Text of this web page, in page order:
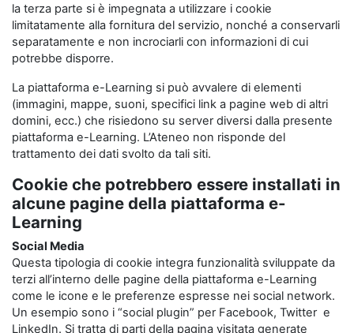
la terza parte si è impegnata a utilizzare i cookie
limitatamente alla fornitura del servizio, nonché a conservarli
separatamente e non incrociarli con informazioni di cui
potrebbe disporre.
La piattaforma e-Learning si può avvalere di elementi
(immagini, mappe, suoni, specifici link a pagine web di altri
domini, ecc.) che risiedono su server diversi dalla presente
piattaforma e-Learning. L’Ateneo non risponde del
trattamento dei dati svolto da tali siti.
Cookie che potrebbero essere installati in
alcune pagine della piattaforma e-
Learning
Social Media
Questa tipologia di cookie integra funzionalità sviluppate da
terzi all’interno delle pagine della piattaforma e-Learning
come le icone e le preferenze espresse nei social network.
Un esempio sono i “social plugin” per Facebook, Twitter e
LinkedIn. Si tratta di parti della pagina visitata generate